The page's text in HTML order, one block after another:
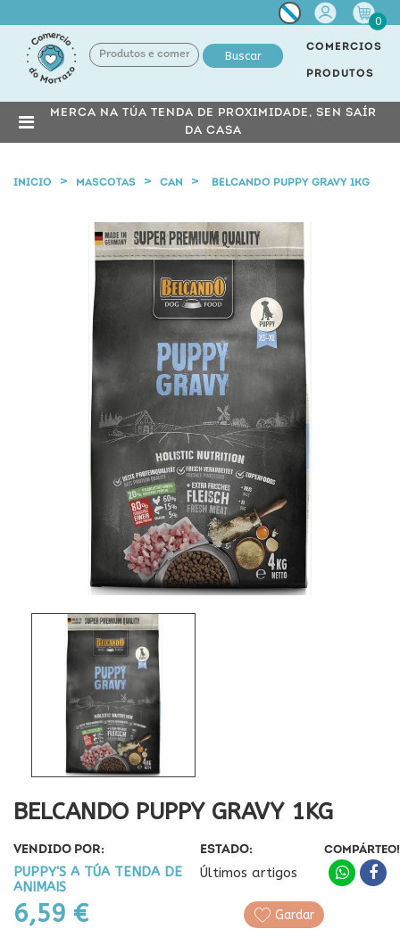
Miña
conta
0
Buscar
COMERCIOS
PRODUTOS
MERCA NA TÚA TENDA DE PROXIMIDADE, SEN SAÍR
DA CASA
INICIO MASCOTAS CAN BELCANDO PUPPY GRAVY 1KG
BELCANDO PUPPY GRAVY 1KG
VENDIDO POR:
PUPPY'S A TÚA TENDA DE
ANIMAIS
ESTADO:
Últimos artigos
6,59 €
COMPÁRTEO!
Gardar